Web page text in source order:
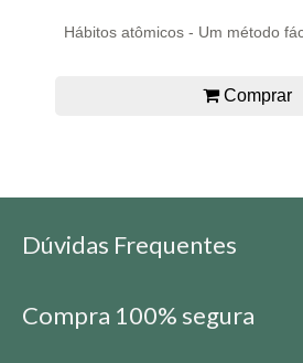
Hábitos atômicos - Um método
Comprar
Dúvidas Frequentes
Compra 100% segura